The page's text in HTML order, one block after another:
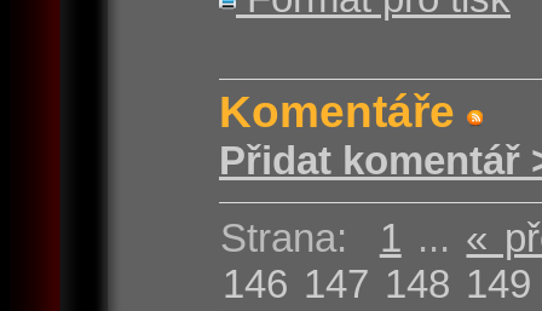
Komentáře
Přidat komentář
Strana: 1 ... «
146 147 148 149